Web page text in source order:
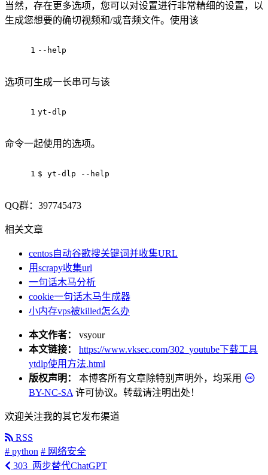
当然，存在更多选项，您可以对设置进行非常精细的设置，以
生成您想要的确切视频和/或音频文件。使用该
1 -- help
选项可生成一长串可与该
1 yt-dlp
命令一起使用的选项。
1 $ yt-dlp -- help
QQ群：397745473
相关文章
centos自动谷歌搜关键词并收集URL
用scrapy收集url
一句话木马分析
cookie一句话木马生成器
小内存vps被killed怎么办
本文作者： vsyour
本文链接：
https://www.vksec.com/302_youtube下载工具
ytdlp使用方法.html
版权声明： 本博客所有文章除特别声明外，均采用
BY-NC-SA 许可协议。转载请注明出处！
欢迎关注我的其它发布渠道
RSS
# python # 网络安全
303_两步替代ChatGPT